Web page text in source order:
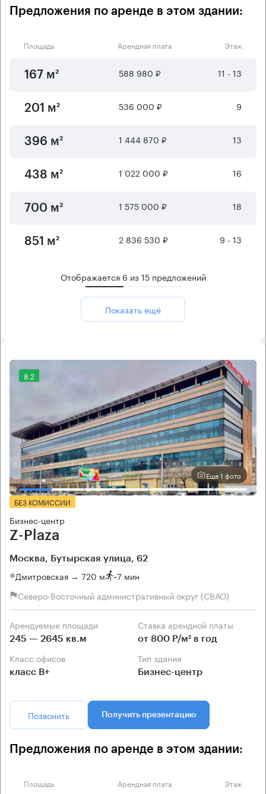
Предложения по аренде в этом здании:
Площадь Арендная плата Этаж
167 м² 588 980 ₽ 11 - 13
201 м² 536 000 ₽ 9
396 м² 1 444 870 ₽ 13
438 м² 1 022 000 ₽ 16
700 м² 1 575 000 ₽ 18
851 м² 2 836 530 ₽ 9 - 13
Отображается 6 из15предложений
Показать ещё
8.2
Еще 1 фото
БЕЗ КОМИССИИ
Бизнес-центр
Z-Plaza
Москва, Бутырская улица, 62
Дмитровская → 720 м ~7 мин
Северо-Восточный административный округ (СВАО)
Арендуемые площади
245 — 2645 кв.м
Ставка арендной платы
от 800 Р/м² в год
Класс офисов
класс B+
Тип здания
Бизнес-центр
Позвонить Получить презентацию
Предложения по аренде в этом здании:
Площадь Арендная плата Этаж